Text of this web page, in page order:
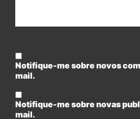
Notifique-me sobre novos
mail.
Notifique-me sobre novas
mail.